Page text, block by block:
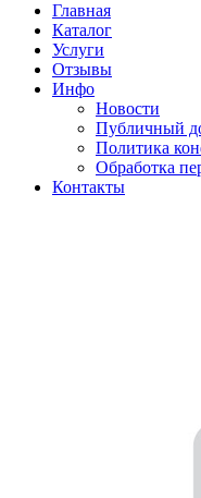
Главная
Каталог
Услуги
Отзывы
Инфо
Новости
Публичный
Политика
Обработка
Контакты